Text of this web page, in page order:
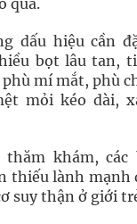
qua.
dấu hiệu cần
bọt lâu tan,
mí mắt, phù
mỏi kéo dài,
thăm khám, các
thiếu lành mạnh
suy thận ở giới